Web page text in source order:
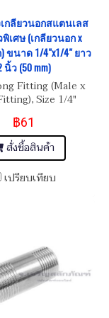
กลียวนอกสแตนเลส
เศษ (เกลียวนอก x
ขนาด 1/4"x1/4" ยาว
นิ้ว (50 mm)
Fitting (Male x
Size 1/4"
14 Length 2"
฿61
สั่งซื้อสินค้า
เปรียบเทียบ